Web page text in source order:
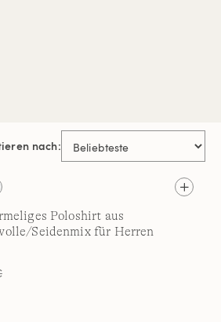
nach:
Poloshirt aus
Seidenmix für Herren